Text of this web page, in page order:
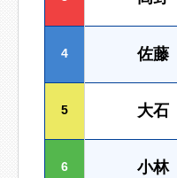
4 佐
5 大
6 小